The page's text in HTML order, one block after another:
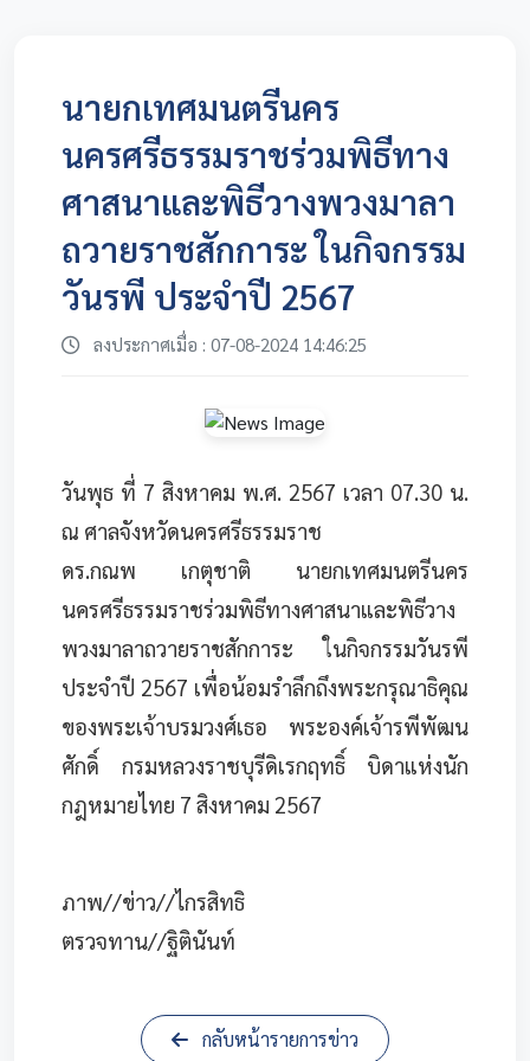
นายกเทศมนตรีนคร
นครศรีธรรมราชร่วมพิธีทาง
ศาสนาและพิธีวางพวงมาลา
ถวายราชสักการะ ในกิจกรรม
วันรพี ประจำปี 2567
ลงประกาศเมื่อ : 07-08-2024 14:46:25
วันพุธ ที่ 7 สิงหาคม พ.ศ. 2567 เวลา 07.30 น.
ณ ศาลจังหวัดนครศรีธรรมราช
ดร.กณพ เกตุชาติ นายกเทศมนตรีนคร
นครศรีธรรมราชร่วมพิธีทางศาสนาและพิธีวาง
พวงมาลาถวายราชสักการะ ในกิจกรรมวันรพี
ประจำปี 2567 เพื่อน้อมรำลึกถึงพระกรุณาธิคุณ
ของพระเจ้าบรมวงศ์เธอ พระองค์เจ้ารพีพัฒน
ศักดิ์ กรมหลวงราชบุรีดิเรกฤทธิ์ บิดาแห่งนัก
กฎหมายไทย 7 สิงหาคม 2567
ภาพ//ข่าว//ไกรสิทธิ
ตรวจทาน//ฐิตินันท์
กลับหน้ารายการข่าว